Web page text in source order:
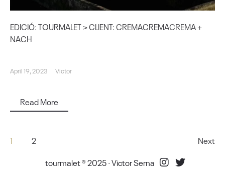
EDICIÓ: TOURMALET > CLIENT: CREMACREMACREMA +
NACH
April 19, 2023 Victor
Read More
1 2
Next
tourmalet ® 2025 · Victor Serna